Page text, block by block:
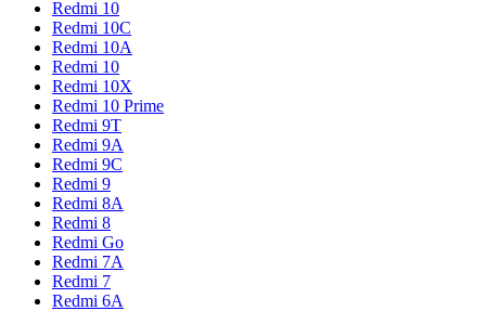
Redmi 10
Redmi 10C
Redmi 10A
Redmi 10
Redmi 10X
Redmi 10 Prime
Redmi 9T
Redmi 9A
Redmi 9C
Redmi 9
Redmi 8A
Redmi 8
Redmi Go
Redmi 7A
Redmi 7
Redmi 6A